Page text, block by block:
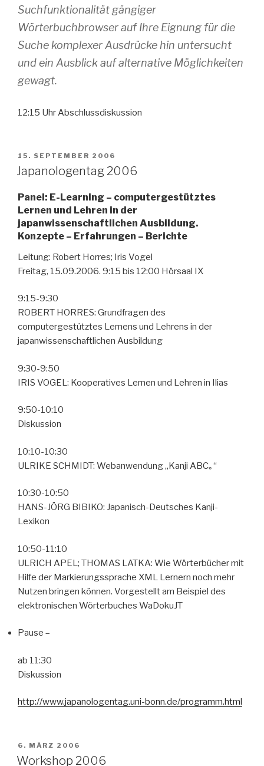
Suchfunktionalität gängiger
Wörterbuchbrowser auf Ihre Eignung für die
Suche komplexer Ausdrücke hin untersucht
und ein Ausblick auf alternative Möglichkeiten
gewagt.
12:15 Uhr Abschlussdiskussion
VERÖFFENTLICHT
AM
15. SEPTEMBER 2006
Japanologentag 2006
Panel: E-Learning – computergestütztes
Lernen und Lehren in der
japanwissenschaftlichen Ausbildung.
Konzepte – Erfahrungen – Berichte
Leitung: Robert Horres; Iris Vogel
Freitag, 15.09.2006. 9:15 bis 12:00 Hörsaal IX
9:15-9:30
ROBERT HORRES: Grundfragen des
computergestütztes Lernens und Lehrens in der
japanwissenschaftlichen Ausbildung
9:30-9:50
IRIS VOGEL: Kooperatives Lernen und Lehren in Ilias
9:50-10:10
Diskussion
10:10-10:30
ULRIKE SCHMIDT: Webanwendung „Kanji ABC｡“
10:30-10:50
HANS-JÖRG BIBIKO: Japanisch-Deutsches Kanji-
Lexikon
10:50-11:10
ULRICH APEL; THOMAS LATKA: Wie Wörterbücher mit
Hilfe der Markierungssprache XML Lernern noch mehr
Nutzen bringen können. Vorgestellt am Beispiel des
elektronischen Wörterbuches WaDokuJT
Pause –
ab 11:30
Diskussion
http://www.japanologentag.uni-bonn.de/programm.html
VERÖFFENTLICHT
AM
6. MÄRZ 2006
Workshop 2006